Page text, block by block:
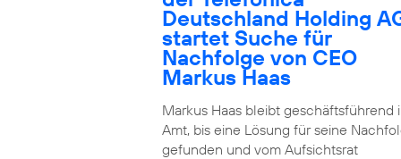
Deutschland Holding
startet Suche für
Nachfolge von CEO
Markus Haas
Markus Haas bleibt geschäftsführend
Amt, bis eine Lösung für seine
gefunden und vom Aufsichtsrat